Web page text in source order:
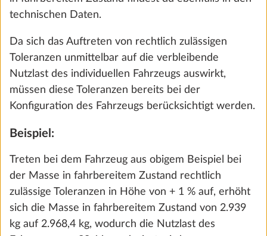
Gas-Außensteckdose
eine „maximale Masse für Sonderausstattung“
festgelegt.
Diese berechnet sich für Wohnmobile und
zulässigen Gesamtmasse die Masse in fahrbereitem
Zustand, die Masse der Mitfahrer sowie die
Mindest-Nutzlast abgezogen werden. Bei
Wohnwagen errechnet sich diese, indem von der
fahrbereitem Zustand und die Mindest-Nutzlast
abgezogen werden.
Da es sich bei der Masse in fahrbereitem Zustand
um einen errechneten Wert handelt, der rechtlich